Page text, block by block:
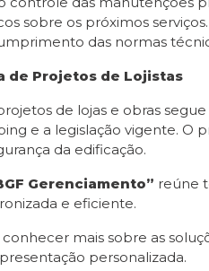
sobre os próximos
das normas
de Projetos de Lojistas
de lojas e obras
e a legislação vigente. O
da edificação.
Gerenciamento” reúne
e eficiente.
mais sobre as
personalizada.